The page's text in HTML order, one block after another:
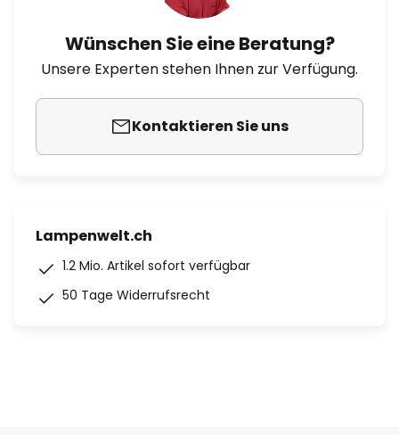
Wünschen Sie eine Beratung?
Unsere Experten stehen Ihnen zur Verfügung.
Kontaktieren Sie uns
Lampenwelt.ch
1.2 Mio. Artikel sofort verfügbar
50 Tage Widerrufsrecht